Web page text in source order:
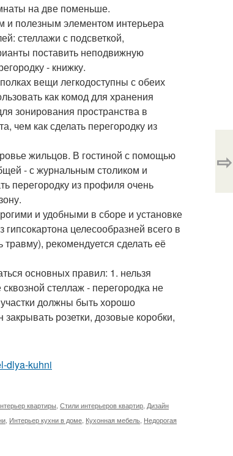
на две поменьше.
и полезным элементом интерьера
стеллажи с подсветкой,
поставить неподвижную
- книжку.
вещи легкодоступны с обеих
как комод для хранения
зонирования пространства в
чем как сделать перегородку из
жильцов. В гостиной с помощью
- с журнальным столиком и
перегородку из профиля очень
и удобными в сборе и установке
целесообразней всего в
травму), рекомендуется сделать её
основных правил: 1. нельзя
стеллаж - перегородка не
должны быть хорошо
розетки, дозовые коробки,
dlya-kuhni
квартиры Стили интерьеров квартир Дизайн
Интерьер кухни в доме Кухонная мебель Недорогая
⇨